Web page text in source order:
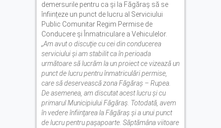
demersurile pentru ca și la Făgăraș să se
înființeze un punct de lucru al Serviciului
Public Comunitar Regim Permise de
Conducere şi Înmatriculare a Vehiculelor.
„Am avut o discuţie cu cei din conducerea
serviciului şi am stabilit ca în perioada
următoare să lucrăm la un proiect ce vizează un
punct de lucru pentru înmatriculări permise,
care să deservească zona Făgăraş – Rupea.
De asemenea, am discutat acest lucru şi cu
primarul Municipiului Făgăraş. Totodată, avem
în vedere înfiinţarea la Făgăraş şi a unui punct
de lucru pentru paşapoarte. Săptămâna viitoare